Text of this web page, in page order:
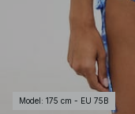
Model : 175 cm - EU 75B